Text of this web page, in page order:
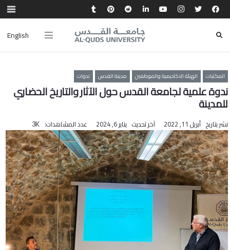
English
المكتبات الهيئة الاكاديمية والموظفين مدينة القدس ندوات
ندوة علمية لجامعة القدس حول الآثار والتاريخ الحضاري
للمدينة
نشر بتاريخ أبريل 11, 2022 آخر تحديث يناير 6, 2024 عدد المشاهدات: 3K